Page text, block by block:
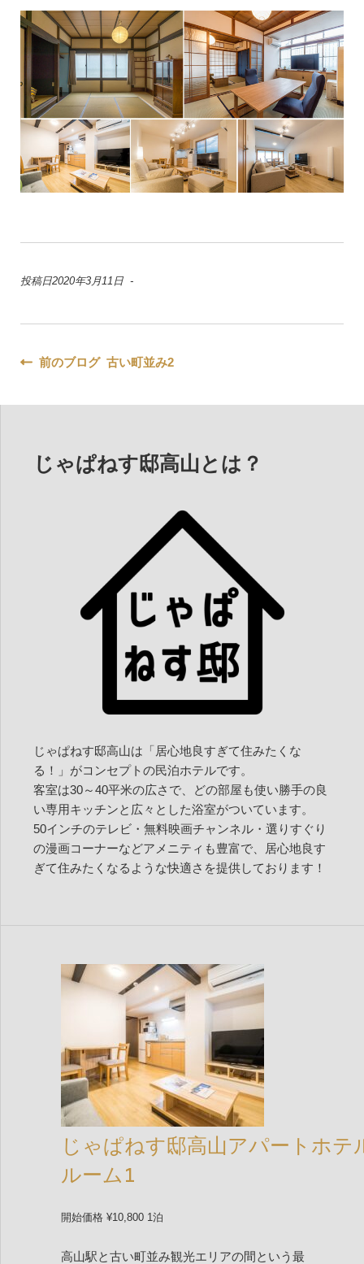
投稿日2020年3月11日 -
投
ビ
前のブログ 古い町並み2
じゃぱねす邸高山とは？
じゃぱねす邸高山は「居心地良すぎて住みたくな
る！」がコンセプトの民泊ホテルです。
客室は30～40平米の広さで、どの部屋も使い勝手の良
い専用キッチンと広々とした浴室がついています。
50インチのテレビ・無料映画チャンネル・選りすぐり
の漫画コーナーなどアメニティも豊富で、居心地良す
ぎて住みたくなるような快適さを提供しております！
じゃぱねす邸高山アパートホテ
ルーム1
開始価格 ¥10,800 1泊
高山駅と古い町並み観光エリアの間という最